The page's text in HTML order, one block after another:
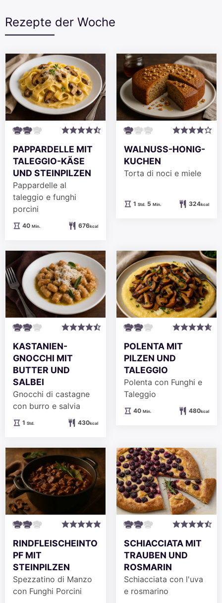
Rezepte der Woche
PAPPARDELLE MIT
TALEGGIO-KÄSE
UND STEINPILZEN
Pappardelle al
taleggio e funghi
porcini
40Minuten
Min. 676kcal
WALNUSS-HONIG-
KUCHEN
Torta di noci e miele
1Stunde
Std. 5Minuten
Min. 324kcal
KASTANIEN-
GNOCCHI MIT
BUTTER UND
SALBEI
Gnocchi di castagne
con burro e salvia
1Stunde
Std. 430kcal
POLENTA MIT
PILZEN UND
TALEGGIO
Polenta con Funghi e
Taleggio
40Minuten
Min. 480kcal
RINDFLEISCHEINTO
PF MIT
STEINPILZEN
Spezzatino di Manzo
con Funghi Porcini
SCHIACCIATA MIT
TRAUBEN UND
ROSMARIN
Schiacciata con l'uva
e rosmarino